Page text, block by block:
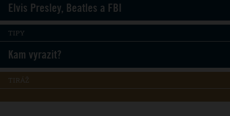
Elvis Presley, Beatles a FBI
TIPY
Kam vyrazit?
TIRÁŽ